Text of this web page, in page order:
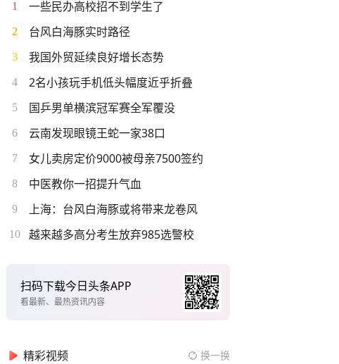
1 一些民办高校招不到学生了
2 台风白海豚实时路径
3 我国外贸延续良好增长态势
4 2名小孩玩手机低头幅度近乎折叠
5 国乒男单横滨冠军赛全军覆没
6 云南发现眼镜王蛇一家38口
7 女儿卖房定价9000被母亲7500签约
8 中医教你一招提升气血
9 上海：台风白海豚或将带来龙卷风
10 越来越多高分考生放弃985选警校
扫码下载今日头条APP
看最新、最热资讯内容
精彩视频 换一换